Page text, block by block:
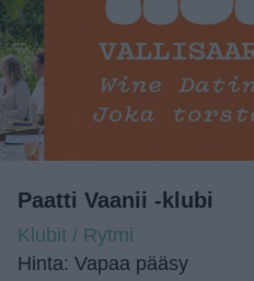
Paatti Vaanii -klubi
Klubit / Rytmi
Hinta: Vapaa pääsy